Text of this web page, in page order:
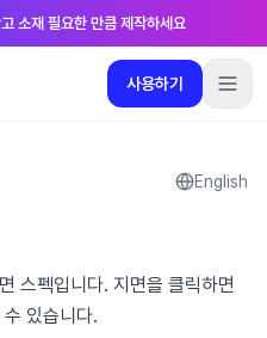
소재 필요한 만큼 제작하세요
🇰🇷 한국어
사용하기
English
스펙입니다. 지면을 클릭하면
있습니다.